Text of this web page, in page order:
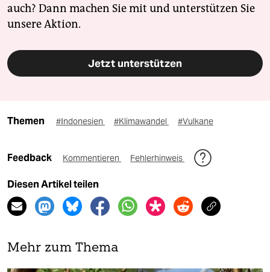
auch? Dann machen Sie mit und unterstützen Sie
unsere Aktion.
Jetzt unterstützen
Themen #Indonesien #Klimawandel #Vulkane
Feedback Kommentieren Fehlerhinweis
Diesen Artikel teilen
Mehr zum Thema